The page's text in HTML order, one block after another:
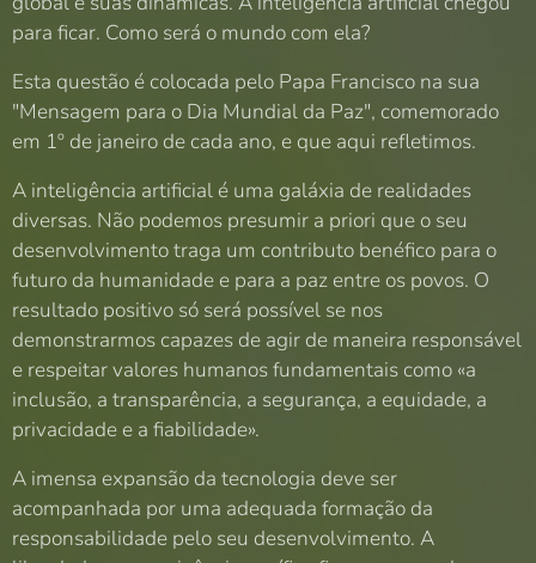
para ficar. Como será o mundo com ela?
Esta questão é colocada pelo Papa Francisco na sua
"Mensagem para o Dia Mundial da Paz", comemorado
em 1º de janeiro de cada ano, e que aqui refletimos.
A inteligência artificial é uma galáxia de realidades
diversas. Não podemos presumir a priori que o seu
desenvolvimento traga um contributo benéfico para o
futuro da humanidade e para a paz entre os povos. O
resultado positivo só será possível se nos
demonstrarmos capazes de agir de maneira responsável
e respeitar valores humanos fundamentais como «a
inclusão, a transparência, a segurança, a equidade, a
privacidade e a fiabilidade».
A imensa expansão da tecnologia deve ser
acompanhada por uma adequada formação da
responsabilidade pelo seu desenvolvimento. A